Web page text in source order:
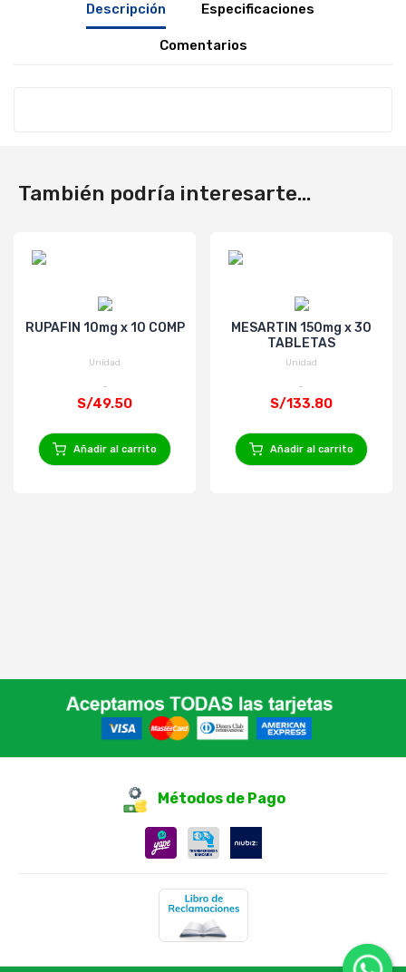
Descripción Especificaciones
Comentarios
También podría interesarte...
RUPAFIN 10mg x 10 COMP
Unidad
S/49.50
Añadir al carrito
MESARTIN 150mg x 30
TABLETAS
Unidad
S/133.80
Añadir al carrito
Métodos de Pago